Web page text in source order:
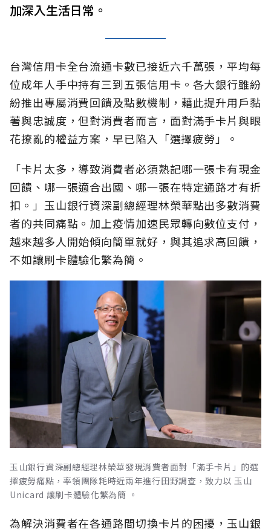
加深入生活日常。
台灣信用卡全台流通卡數已接近六千萬張，平均每
位成年人手中持有三到五張信用卡。各大銀行雖紛
紛推出專屬消費回饋及點數機制，藉此提升用戶黏
著與忠誠度，但對消費者而言，面對滿手卡片與眼
花撩亂的權益方案，早已陷入「選擇疲勞」。
「卡片太多，導致消費者必須熟記哪一張卡有現金
回饋、哪一張適合出國、哪一張在特定通路才有折
扣。」玉山銀行資深副總經理林榮華點出多數消費
者的共同痛點。加上疫情加速民眾轉向數位支付，
越來越多人開始傾向簡單就好，與其追求高回饋，
不如讓刷卡體驗化繁為簡。
玉山銀行資深副總經理林榮華發現消費者面對「滿手卡片」的選
擇疲勞痛點，率領團隊耗時近兩年進行田野調查，致力以 玉山
Unicard 讓刷卡體驗化繁為簡 。
為解決消費者在各通路間切換卡片的困擾，玉山銀